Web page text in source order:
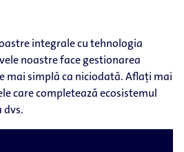
integrale cu tehnologia
noastre face gestionarea
mai simplă ca niciodată. Aflați mai
care completează ecosistemul